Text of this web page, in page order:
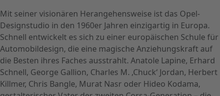
Mit seiner visionären Herangehensweise ist das Opel-
Designstudio in den 1960er Jahren einzigartig in Europa.
Schnell entwickelt es sich zu einer europäischen Schule für
Automobildesign, die eine magische Anziehungskraft auf
die Besten ihres Faches ausstrahlt. Anatole Lapine, Erhard
Schnell, George Gallion, Charles M. ‚Chuck‘ Jordan, Herbert
Killmer, Chris Bangle, Murat Nasr oder Hideo Kodama,